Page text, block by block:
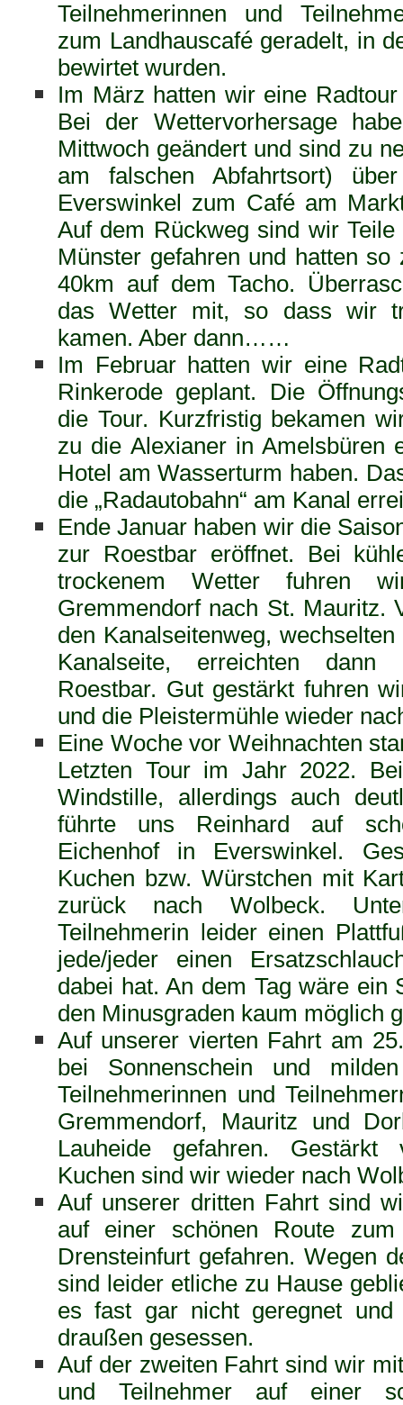
Teilnehmerinnen und
zum Landhauscafé geradelt, in
bewirtet wurden.
Im März hatten wir eine
Bei der Wettervorhersage
Mittwoch geändert und sind zu
am falschen Abfahrtsort)
Everswinkel zum Café am
Auf dem Rückweg sind wir Teile
Münster gefahren und hatten so
40km auf dem Tacho.
das Wetter mit, so dass wir
kamen. Aber dann……
Im Februar hatten wir eine
Rinkerode geplant. Die
die Tour. Kurzfristig bekamen
zu die Alexianer in Amelsbüren
Hotel am Wasserturm haben.
die „Radautobahn“ am Kanal
Ende Januar haben wir die
zur Roestbar eröffnet. Bei
trockenem Wetter fuhren
Gremmendorf nach St. Mauritz.
den Kanalseitenweg,
Kanalseite, erreichten
Roestbar. Gut gestärkt fuhren
und die Pleistermühle wieder
Eine Woche vor Weihnachten
Letzten Tour im Jahr 2022.
Windstille, allerdings auch
führte uns Reinhard auf
Eichenhof in Everswinkel.
Kuchen bzw. Würstchen mit
zurück nach Wolbeck.
Teilnehmerin leider einen
jede/jeder einen
dabei hat. An dem Tag wäre ein
den Minusgraden kaum möglich
Auf unserer vierten Fahrt am
bei Sonnenschein und
Teilnehmerinnen und
Gremmendorf, Mauritz und
Lauheide gefahren.
Kuchen sind wir wieder nach
Auf unserer dritten Fahrt sind
auf einer schönen Route
Drensteinfurt gefahren. Wegen
sind leider etliche zu Hause
es fast gar nicht geregnet
draußen gesessen.
Auf der zweiten Fahrt sind wir
und Teilnehmer auf einer